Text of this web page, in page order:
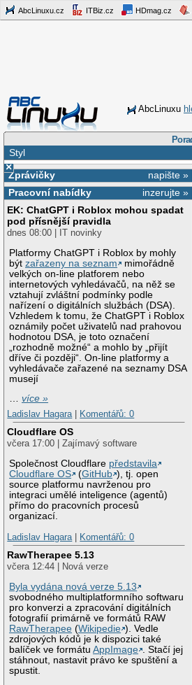
AbcLinuxu.cz ITBiz.cz HDmag.cz
AbcLinuxu
Styl
×
napište »
Zprávičky
inzerujte »
Pracovní nabídky
EK: ChatGPT i Roblox mohou spadat
pod přísnější pravidla
dnes 08:00 | IT novinky
Platformy ChatGPT i Roblox by mohly
býtzařazeny na seznam
mimořádně
velkých on-line platforem nebo
internetových vyhledávačů, na něž se
vztahují zvláštní podmínky podle
nařízení o digitálních službách (DSA).
Vzhledem k tomu, že ChatGPT i Roblox
oznámily počet uživatelů nad prahovou
hodnotou DSA, je toto označení
„rozhodně možné“ a mohlo by „přijít
dříve či později“. On-line platformy a
vyhledávače zařazené na seznamy DSA
musejí
…více »
Ladislav Hagara
Komentářů: 0
Cloudflare OS
včera 17:00 | Zajímavý software
Společnost Cloudflare představila
Cloudflare OS
(GitHub ), tj. open
source platformu navrženou pro
integraci umělé inteligence (agentů)
přímo do pracovních procesů
organizací.
Ladislav Hagara
Komentářů: 0
RawTherapee 5.13
včera 12:44 | Nová verze
Byla vydána nová verze 5.13
svobodného multiplatformního softwaru
pro konverzi a zpracování digitálních
fotografií primárně ve formátů RAW
RawTherapee (Wikipedie ). Vedle
zdrojových kódů je k dispozici také
balíček ve formátuAppImage . Stačí jej
stáhnout, nastavit právo ke spuštění a
spustit.